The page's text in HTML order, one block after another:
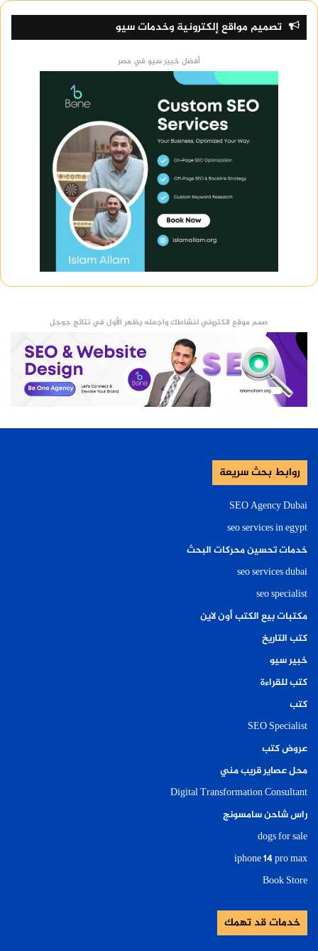
تصميم مواقع إلكترونية وخدمات سيو
أفضل خبير سيو في مصر
صمم موقع الكتروني لنشاطك واجعله يظهر الأول في نتائج جوجل
روابط بحث سريعة
SEO Agency Dubai
seo services in egypt
خدمات تحسين محركات البحث
seo services dubai
seo specialist
مكتبات بيع الكتب أون لاين
كتب التاريخ
خبير سيو
كتب للقراءة
كتب
SEO Specialist
عروض كتب
محل عصاير قريب مني
Digital Transformation Consultant
راس شاحن سامسونج
dogs for sale
iphone 14 pro max
Book Store
خدمات قد تهمك